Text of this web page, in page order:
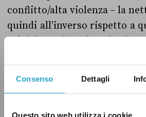
Consenso Dettagli
Questo sito web utilizza i cookie
conflitto/alta violenza – la
quindi all’inverso rispetto a
Salvini. La situazione in
arbitrarie, torture e sparizioni